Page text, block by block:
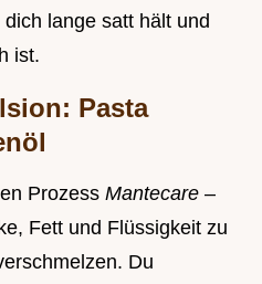
dich lange satt hält und
ist.
Pasta
Prozess Mantecare –
Fett und Flüssigkeit zu
Du